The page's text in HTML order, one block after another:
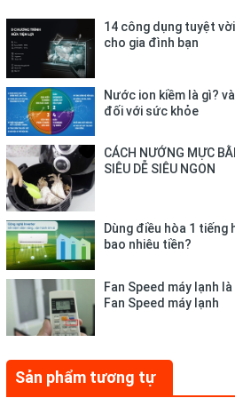
không làm ảnh hưởng đến những
trong gia đình.
14 công dụng tuyệt
cho gia đình bạn
Nước ion kiềm là gì?
đối với sức khỏe
CÁCH NƯỚNG MỰC
SIÊU DỄ SIÊU NGON
Dùng điều hòa 1 tiếng
bao nhiêu tiền?
Fan Speed máy lạnh
Fan Speed máy lạnh
Sản phẩm tương tự